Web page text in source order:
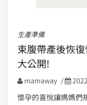
生產準備
束腹帶產後恢
大公開!
mamaway /
懷孕的喜悅讓媽媽們